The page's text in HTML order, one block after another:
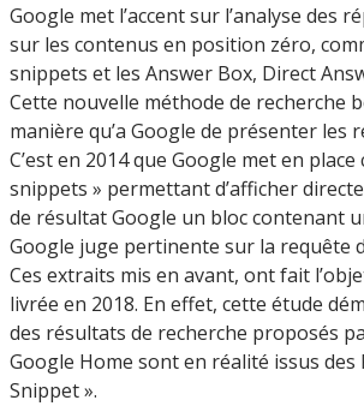
Google met l’accent sur l’analyse des
sur les contenus en position zéro,
snippets et les Answer Box, Direct
Cette nouvelle méthode de recherche
manière qu’a Google de présenter les
C’est en 2014 que Google met en
snippets » permettant d’afficher
de résultat Google un bloc contenant
Google juge pertinente sur la requête
Ces extraits mis en avant, ont fait
livrée en 2018. En effet, cette étude
des résultats de recherche proposés
Google Home sont en réalité issus des
Snippet ».